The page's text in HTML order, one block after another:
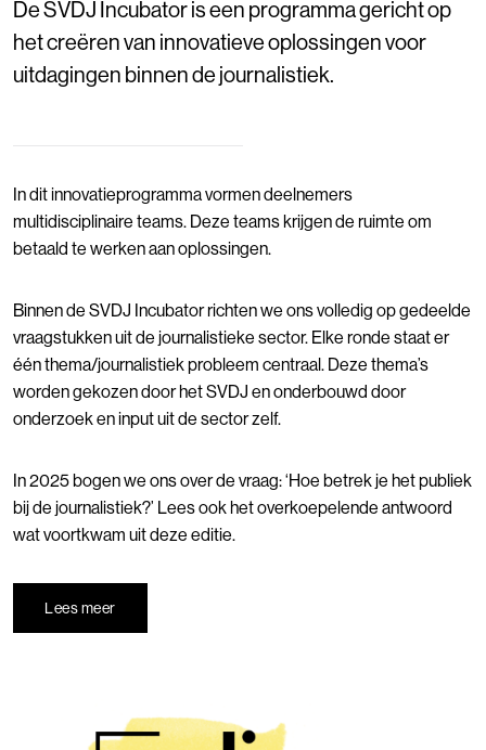
De SVDJ Incubator is een programma gericht op
het creëren van innovatieve oplossingen voor
uitdagingen binnen de journalistiek.
In dit innovatieprogramma vormen deelnemers
multidisciplinaire teams. Deze teams krijgen de ruimte om
betaald te werken aan oplossingen.
Binnen de SVDJ Incubator richten we ons volledig op gedeelde
vraagstukken uit de journalistieke sector. Elke ronde staat er
één thema/journalistiek probleem centraal. Deze thema’s
worden gekozen door het SVDJ en onderbouwd door
onderzoek en input uit de sector zelf.
In 2025 bogen we ons over de vraag: ‘Hoe betrek je het publiek
bij de journalistiek?’ Lees ook het overkoepelende antwoord
wat voortkwam uit deze editie.
Lees meer